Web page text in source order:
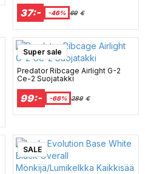
37:- -46% 69 €
Super sale
Predator Ribcage Airlight G-2
Ce-2 Suojatakki
99:- -66% 289 €
SALE